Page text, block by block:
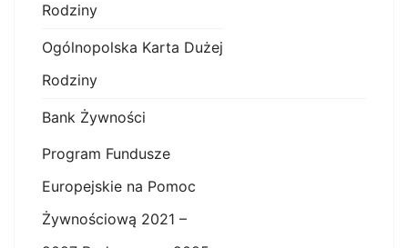
Rodziny
Ogólnopolska Karta Dużej
Rodziny
Bank Żywności
Program Fundusze
Europejskie na Pomoc
Żywnościową 2021 –